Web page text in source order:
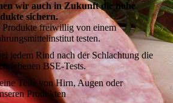
wir auch in Zukunft die hohe
sichern.
Produkte freiwillig von einem
testen.
jedem Rind nach der Schlachtung die
BSE-Tests.
Teile von Hirn, Augen oder
Produkten